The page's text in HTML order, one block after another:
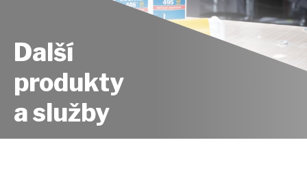
Další
produkty
a služby